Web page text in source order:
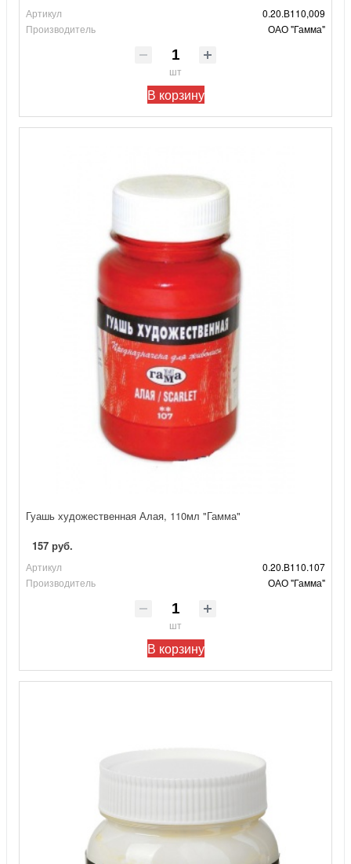
Артикул
0.20.В110,009
Производитель
ОАО "Гамма"
шт
В корзину
Гуашь художественная Алая, 110мл "Гамма"
157 руб.
Артикул
0.20.В110.107
Производитель
ОАО "Гамма"
шт
В корзину